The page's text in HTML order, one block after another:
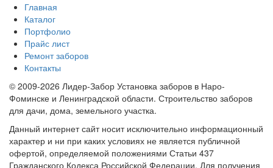
Главная
Каталог
Портфолио
Прайс лист
Ремонт заборов
Контакты
© 2009-2026 Лидер-Забор Установка заборов в Наро-
Фоминске и Ленинградской области. Строительство заборов
для дачи, дома, земельного участка.
Данный интернет сайт носит исключительно информационный
характер и ни при каких условиях не является публичной
офертой, определяемой положениями Статьи 437
Гражданского Кодекса Российской Федерации. Для получения